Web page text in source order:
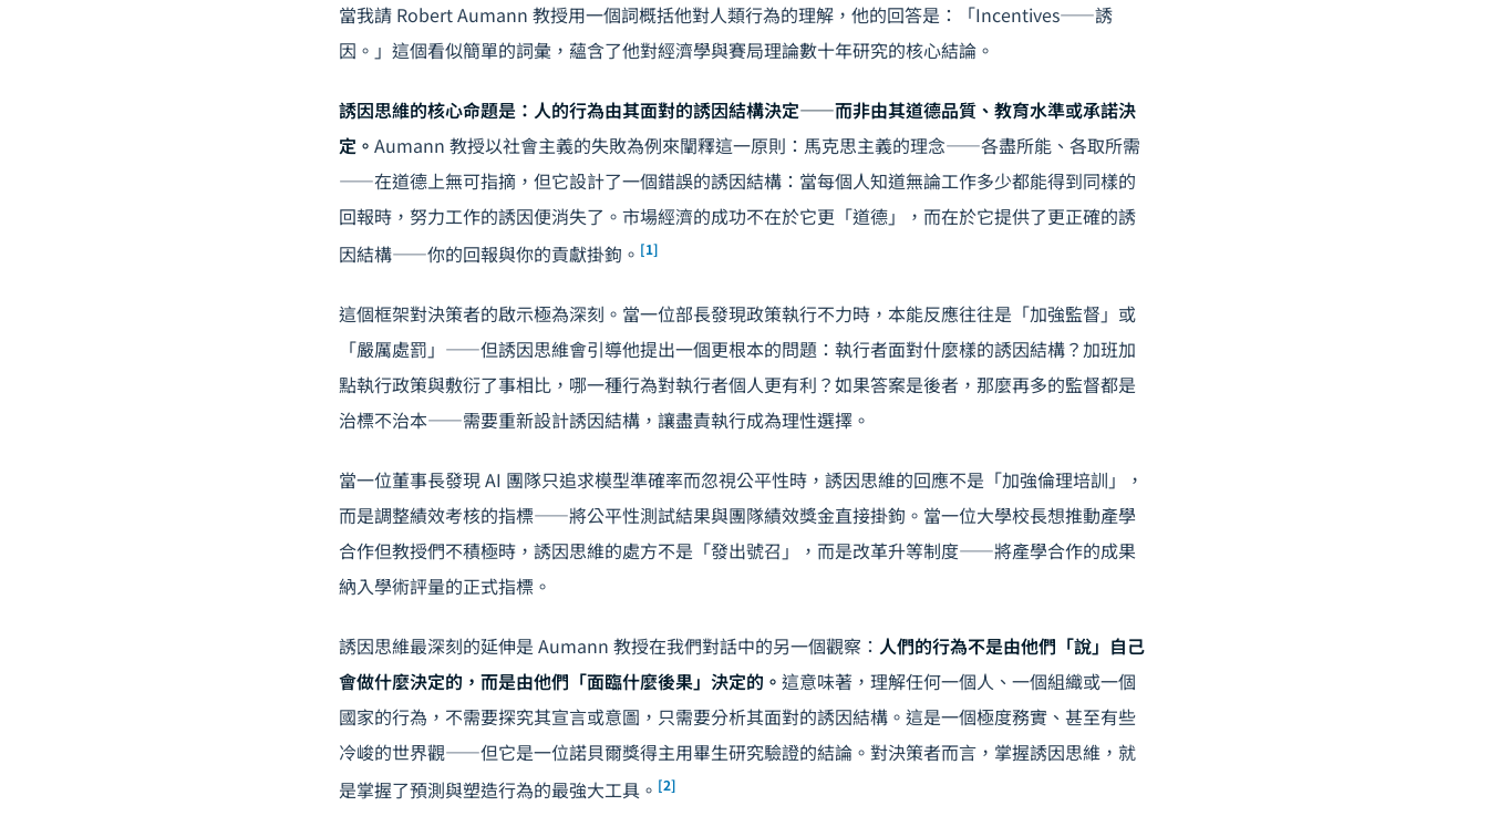
當我請 Robert Aumann 教授用一個詞概括他對人類行為的理解，他的回答是：「Incentives——誘
因。」這個看似簡單的詞彙，蘊含了他對經濟學與賽局理論數十年研究的核心結論。
誘因思維的核心命題是：人的行為由其面對的誘因結構決定——而非由其道德品質、教育水準或承諾決
定。 Aumann 教授以社會主義的失敗為例來闡釋這一原則：馬克思主義的理念——各盡所能、各取所需
——在道德上無可指摘，但它設計了一個錯誤的誘因結構：當每個人知道無論工作多少都能得到同樣的
回報時，努力工作的誘因便消失了。市場經濟的成功不在於它更「道德」，而在於它提供了更正確的誘
因結構——你的回報與你的貢獻掛鉤。 [1]
這個框架對決策者的啟示極為深刻。當一位部長發現政策執行不力時，本能反應往往是「加強監督」或
「嚴厲處罰」——但誘因思維會引導他提出一個更根本的問題：執行者面對什麼樣的誘因結構？加班加
點執行政策與敷衍了事相比，哪一種行為對執行者個人更有利？如果答案是後者，那麼再多的監督都是
治標不治本——需要重新設計誘因結構，讓盡責執行成為理性選擇。
當一位董事長發現 AI 團隊只追求模型準確率而忽視公平性時，誘因思維的回應不是「加強倫理培訓」，
而是調整績效考核的指標——將公平性測試結果與團隊績效獎金直接掛鉤。當一位大學校長想推動產學
合作但教授們不積極時，誘因思維的處方不是「發出號召」，而是改革升等制度——將產學合作的成果
納入學術評量的正式指標。
誘因思維最深刻的延伸是 Aumann 教授在我們對話中的另一個觀察： 人們的行為不是由他們「說」自己
會做什麼決定的，而是由他們「面臨什麼後果」決定的。 這意味著，理解任何一個人、一個組織或一個
國家的行為，不需要探究其宣言或意圖，只需要分析其面對的誘因結構。這是一個極度務實、甚至有些
冷峻的世界觀——但它是一位諾貝爾獎得主用畢生研究驗證的結論。對決策者而言，掌握誘因思維，就
是掌握了預測與塑造行為的最強大工具。 [2]